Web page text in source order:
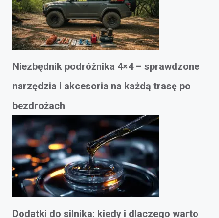
Niezbędnik podróżnika 4×4 – sprawdzone
narzędzia i akcesoria na każdą trasę po
bezdrożach
Dodatki do silnika: kiedy i dlaczego warto